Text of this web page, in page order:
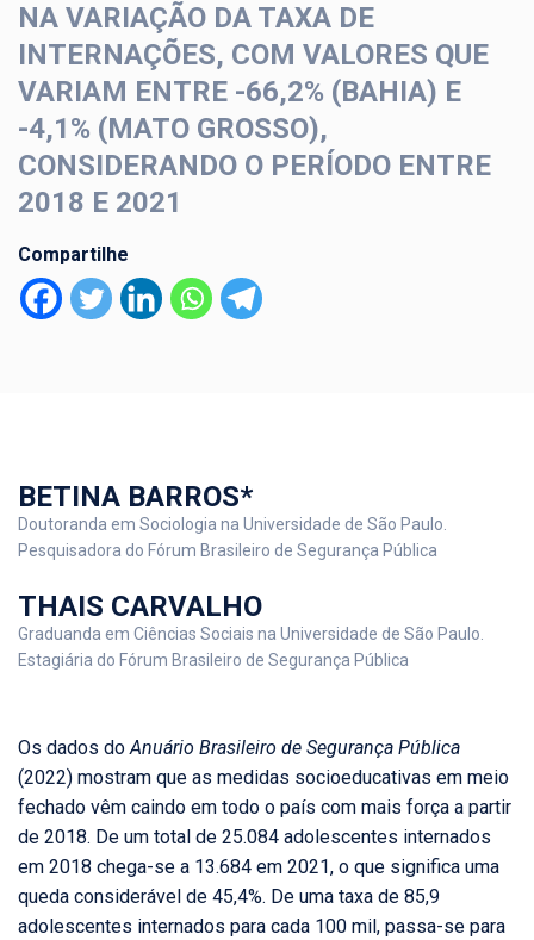
NA VARIAÇÃO DA TAXA DE
INTERNAÇÕES, COM VALORES QUE
VARIAM ENTRE -66,2% (BAHIA) E
-4,1% (MATO GROSSO),
CONSIDERANDO O PERÍODO ENTRE
2018 E 2021
Compartilhe
BETINA BARROS*
Doutoranda em Sociologia na Universidade de São Paulo.
Pesquisadora do Fórum Brasileiro de Segurança Pública
THAIS CARVALHO
Graduanda em Ciências Sociais na Universidade de São Paulo.
Estagiária do Fórum Brasileiro de Segurança Pública
Os dados doAnuário Brasileiro de Segurança Pública
(2022) mostram que as medidas socioeducativas em meio
fechado vêm caindo em todo o país com mais força a partir
de 2018. De um total de 25.084 adolescentes internados
em 2018 chega-se a 13.684 em 2021, o que significa uma
queda considerável de 45,4%. De uma taxa de 85,9
adolescentes internados para cada 100 mil, passa-se para